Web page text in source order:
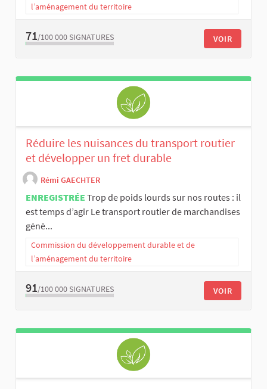
l’aménagement du territoire
71/100 000 SIGNATURES VOIR
Réduire les nuisances du transport routier
et développer un fret durable
Rémi GAECHTER
ENREGISTRÉE Trop de poids lourds sur nos routes : il
est temps d’agir Le transport routier de marchandises
génè...
Commission du développement durable et de
l’aménagement du territoire
91/100 000 SIGNATURES VOIR